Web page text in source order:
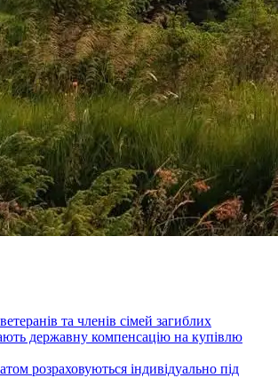
та членів сімей загиблих
державну компенсацію на купівлю
розраховуються індивідуально під